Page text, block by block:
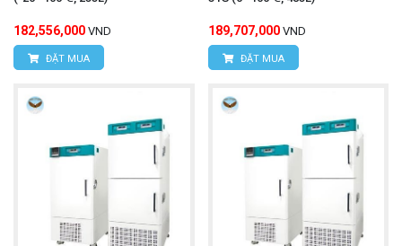
182,556,000 VND
ĐẶT MUA
189,707,000 VND
ĐẶT MUA